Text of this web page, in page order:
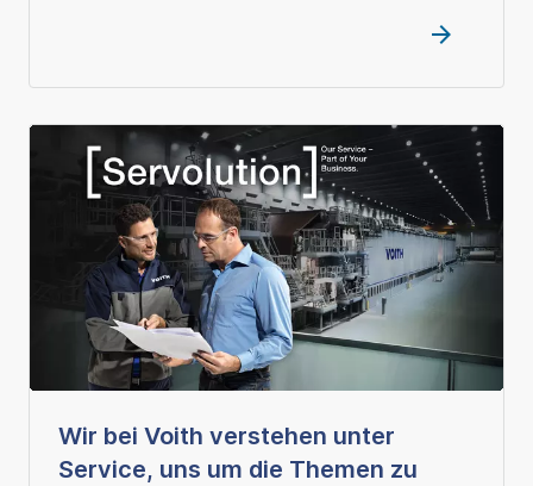
Wir bei Voith verstehen unter
Service, uns um die Themen zu